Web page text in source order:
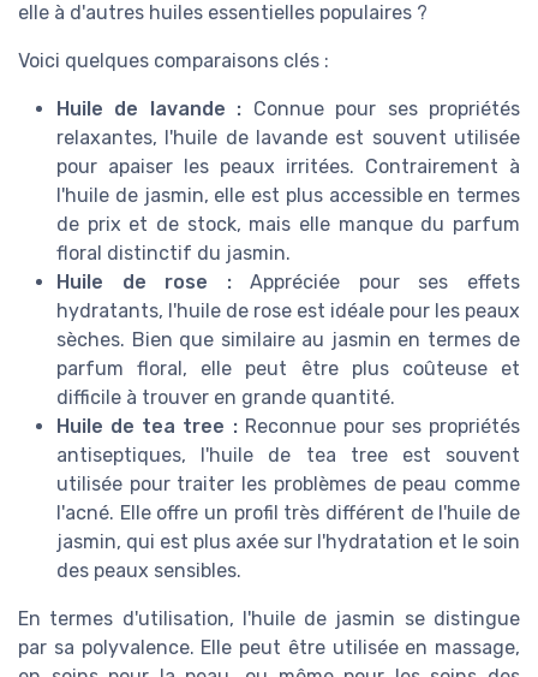
elle à d'autres huiles essentielles populaires ?
Voici quelques comparaisons clés :
Huile de lavande : Connue pour ses propriétés
relaxantes, l'huile de lavande est souvent utilisée
pour apaiser les peaux irritées. Contrairement à
l'huile de jasmin, elle est plus accessible en termes
de prix et de stock, mais elle manque du parfum
floral distinctif du jasmin.
Huile de rose :Appréciée pour ses effets
hydratants, l'huile de rose est idéale pour les peaux
sèches. Bien que similaire au jasmin en termes de
parfum floral, elle peut être plus coûteuse et
difficile à trouver en grande quantité.
Huile de tea tree :Reconnue pour ses propriétés
antiseptiques, l'huile de tea tree est souvent
utilisée pour traiter les problèmes de peau comme
l'acné. Elle offre un profil très différent de l'huile de
jasmin, qui est plus axée sur l'hydratation et le soin
des peaux sensibles.
En termes d'utilisation, l'huile de jasmin se distingue
par sa polyvalence. Elle peut être utilisée en massage,